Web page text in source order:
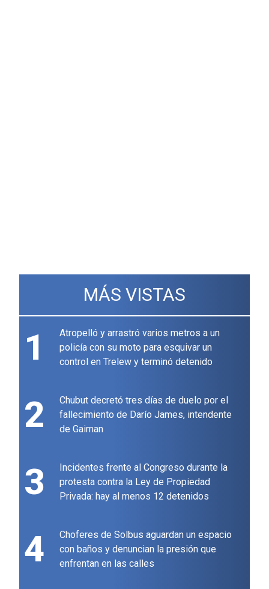
MÁS VISTAS
1
Atropelló y arrastró varios metros a un
policía con su moto para esquivar un
control en Trelew y terminó detenido
2
Chubut decretó tres días de duelo por el
fallecimiento de Darío James, intendente
de Gaiman
3
Incidentes frente al Congreso durante la
protesta contra la Ley de Propiedad
Privada: hay al menos 12 detenidos
4
Choferes de Solbus aguardan un espacio
con baños y denuncian la presión que
enfrentan en las calles